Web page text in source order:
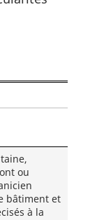
ou
bâtiment et
à la